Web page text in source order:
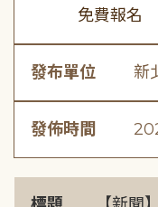
免費報名
發布單位 新
發佈時間